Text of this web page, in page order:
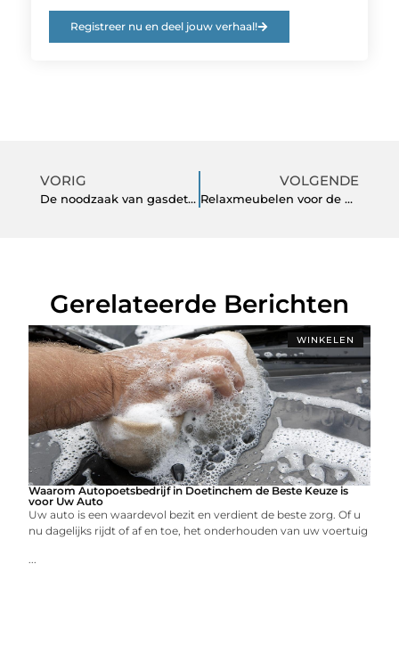
Registreer nu en deel jouw verhaal!
VORIG
De noodzaak van gasdetectie in industriële omgevingen
VOLGENDE
Relaxmeubelen voor de Tuin en Houten Tuintafels: Comfort en Stijl voor je Buitenruimte
Gerelateerde Berichten
WINKELEN
Waarom Autopoetsbedrijf in Doetinchem de Beste Keuze is
voor Uw Auto
Uw auto is een waardevol bezit en verdient de beste zorg. Of u
nu dagelijks rijdt of af en toe, het onderhouden van uw voertuig
...